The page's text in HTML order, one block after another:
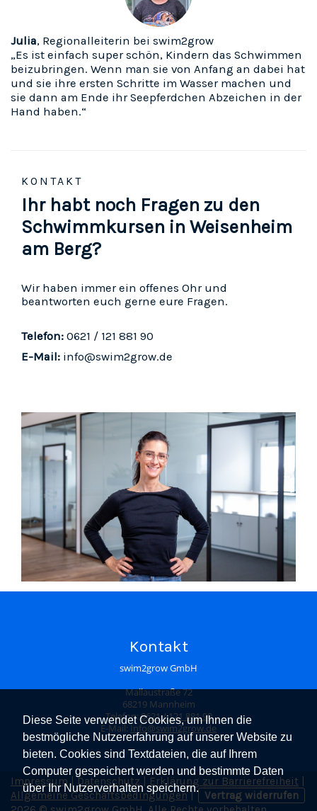
Diese Seite verwendet Cookies, um Ihnen die
bestmögliche Nutzererfahrung auf unserer Website zu
bieten. Cookies sind Textdateien, die auf Ihrem
Computer gespeichert werden und bestimmte Daten
über Ihr Nutzerverhalten speichern.
Julia, Regionalleiterin bei swim2grow
„Es ist einfach super schön, Kindern das Schwimmen
beizubringen. Wenn man sie von Anfang an dabei hat
und sie ihre ersten Schritte im Wasser machen und
sie dann am Ende ihr Seepferdchen Abzeichen in der
Hand haben.“
KONTAKT
Ihr habt noch Fragen zu den
Schwimmkursen in Weisenheim
am Berg?
Wir haben immer ein offenes Ohr und
beantworten euch gerne eure Fragen.
Telefon: 0621 / 121 881 90
E-Mail: info@swim2grow.de
Kontakt
swim2grow GmbH
Mallaustraße 72
68219 Mannheim
Telefon:0621 / 121 881 90
E-Mail: Info@swim2grow.de
Impressum| Datenschutz Erklärung zur Barrierefreiheit
Allgemeine Geschäftsbedingungen|
Vertrag widerrufen